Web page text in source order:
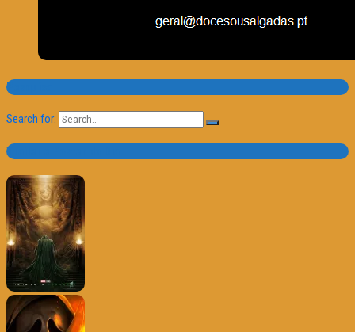
Pesquisa
Search for:
Trailer e Poster do Dia